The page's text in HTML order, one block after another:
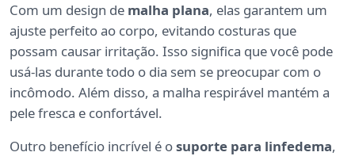
Com um design de malha plana, elas garantem um
ajuste perfeito ao corpo, evitando costuras que
possam causar irritação. Isso significa que você pode
usá-las durante todo o dia sem se preocupar com o
incômodo. Além disso, a malha respirável mantém a
pele fresca e confortável.
Outro benefício incrível é osuporte para linfedema,